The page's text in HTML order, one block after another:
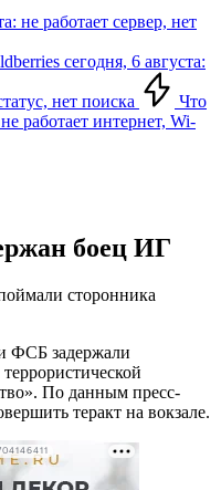
не работает сервер, нет
сегодня, 6 августа:
нет поиска
Что
работает интернет, Wi-
боец ИГ
сторонника
ФСБ задержали
По данным пресс-
теракт на вокзале.